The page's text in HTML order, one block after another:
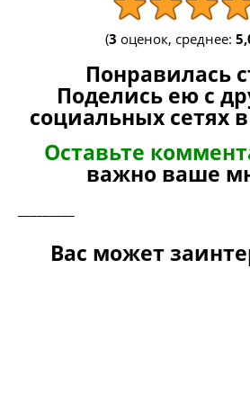
(3 оценок, среднее:
Понравилась
Поделись ею с
социальных сетях
Оставьте
важно ваше
Вас может